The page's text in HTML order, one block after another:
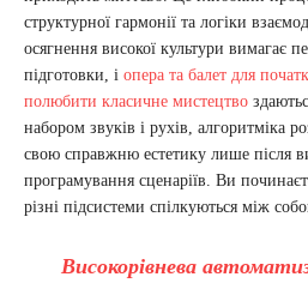
структурної гармонії та логіки
осягнення високої культури вимагає
підготовки, і опера та балет для
полюбити класичне мистецтво
набором звуків і рухів, алгоритміка
свою справжню естетику лише після
програмування сценаріїв. Ви
різні підсистеми спілкуються між
Високорівнева